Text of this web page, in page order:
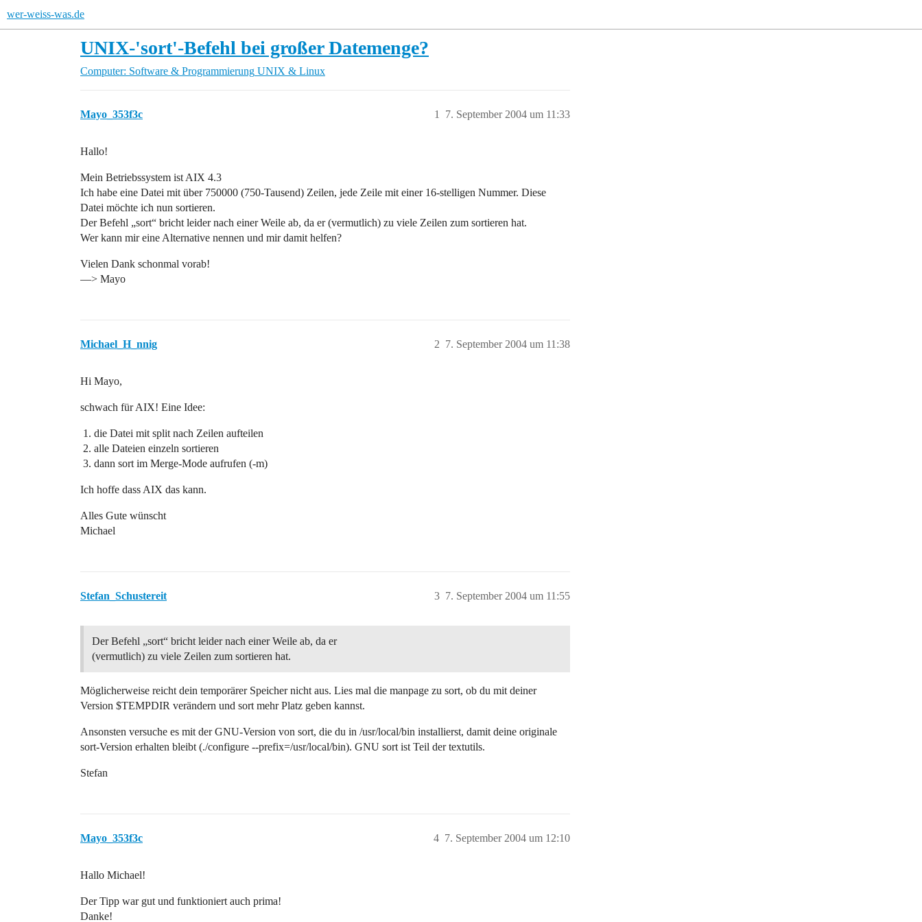
wer-weiss-was.de
UNIX-'sort'-Befehl bei großer Datemenge?
Computer: Software & Programmierung UNIX & Linux
Mayo_353f3c 7. September 2004 um 11:33
1
Hallo!
Mein Betriebssystem ist AIX 4.3
Ich habe eine Datei mit über 750000 (750-Tausend) Zeilen, jede Zeile mit einer 16-stelligen Nummer. Diese
Datei möchte ich nun sortieren.
Der Befehl „sort“ bricht leider nach einer Weile ab, da er (vermutlich) zu viele Zeilen zum sortieren hat.
Wer kann mir eine Alternative nennen und mir damit helfen?
Vielen Dank schonmal vorab!
—> Mayo
Michael_H_nnig 7. September 2004 um 11:38
2
Hi Mayo,
schwach für AIX! Eine Idee:
die Datei mit split nach Zeilen aufteilen
alle Dateien einzeln sortieren
dann sort im Merge-Mode aufrufen (-m)
Ich hoffe dass AIX das kann.
Alles Gute wünscht
Michael
Stefan_Schustereit 7. September 2004 um 11:55
3
Der Befehl „sort“ bricht leider nach einer Weile ab, da er
(vermutlich) zu viele Zeilen zum sortieren hat.
Möglicherweise reicht dein temporärer Speicher nicht aus. Lies mal die manpage zu sort, ob du mit deiner
Version $TEMPDIR verändern und sort mehr Platz geben kannst.
Ansonsten versuche es mit der GNU-Version von sort, die du in /usr/local/bin installierst, damit deine originale
sort-Version erhalten bleibt (./configure --prefix=/usr/local/bin). GNU sort ist Teil der textutils.
Stefan
Mayo_353f3c 7. September 2004 um 12:10
4
Hallo Michael!
Der Tipp war gut und funktioniert auch prima!
Danke!